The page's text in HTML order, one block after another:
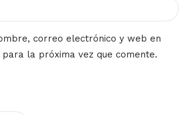
correo electrónico y web en
la próxima vez que comente.